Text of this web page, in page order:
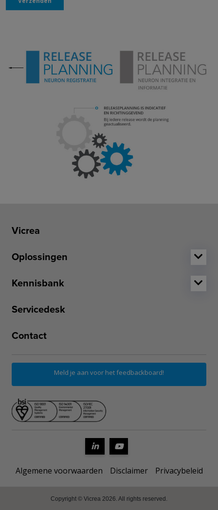
Vicrea
Oplossingen
Kennisbank
Servicedesk
Contact
Meld je aan voor het feedbackboard!
Algemene voorwaarden Disclaimer Privacybeleid
Copyright © Vicrea 2026. All rights reserved.